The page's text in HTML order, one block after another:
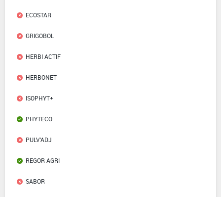
ECOSTAR
GRIGOBOL
HERBI ACTIF
HERBONET
ISOPHYT+
PHYTECO
PULV'ADJ
REGOR AGRI
SABOR